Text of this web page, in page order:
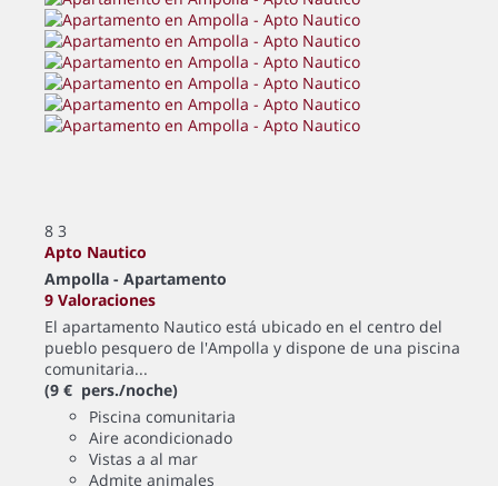
8 3
Apto Nautico
Ampolla - Apartamento
9 Valoraciones
El apartamento Nautico está ubicado en el centro del
pueblo pesquero de l'Ampolla y dispone de una piscina
comunitaria...
(9 € pers./noche)
Piscina comunitaria
Aire acondicionado
Vistas a al mar
Admite animales